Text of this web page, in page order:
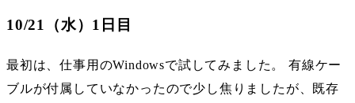
10/21（水）1日目
最初は、仕事用のWindowsで試してみました。 有線ケー
ブルが付属していなかったので少し焦りましたが、既存